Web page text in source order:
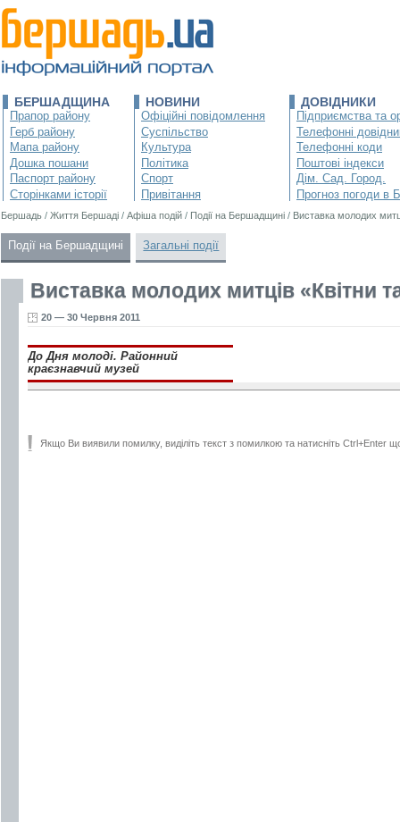
БЕРШАДЩИНА
Прапор району
Герб району
Мапа району
Дошка пошани
Паспорт району
Сторінками історії
НОВИНИ
Офіційні повідомлення
Суспільство
Культура
Політика
Спорт
Привітання
ДОВІДНИКИ
Підприємства та
Телефонні
Телефонні коди
Поштові індекси
Дім. Сад. Город.
Прогноз погоди в
Бершадь / Життя Бершаді / Афіша подій / Події на Бершадщині / Виставка молодих
Події на Бершадщині Загальні події
Виставка молодих митців
20 — 30 Червня 2011
До Дня молоді. Районний
краєзнавчий музей
Якщо Ви виявили помилку, виділіть текст з помилкою та натисніть Ctrl+Enter